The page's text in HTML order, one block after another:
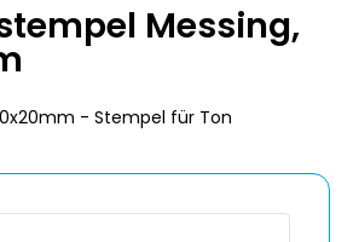
Messing,
- Stempel für Ton